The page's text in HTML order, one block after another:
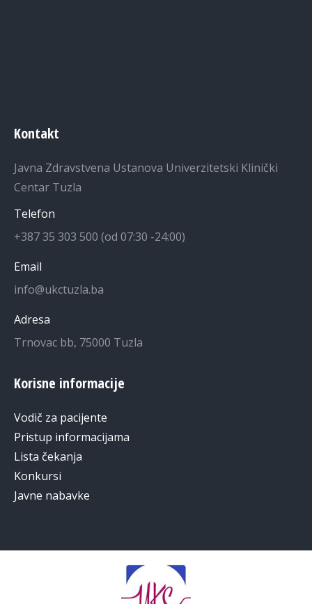
Kontakt
Javna Zdravstvena Ustanova Univerzitetski Klinički
Centar Tuzla
Telefon
+387 35 303 500 (od 07:30 -24:00)
Email
info@ukctuzla.ba
Adresa
Trnovac bb, 75000 Tuzla
Korisne informacije
Vodič za pacijente
Pristup informacijama
Lista čekanja
Konkursi
Javne nabavke